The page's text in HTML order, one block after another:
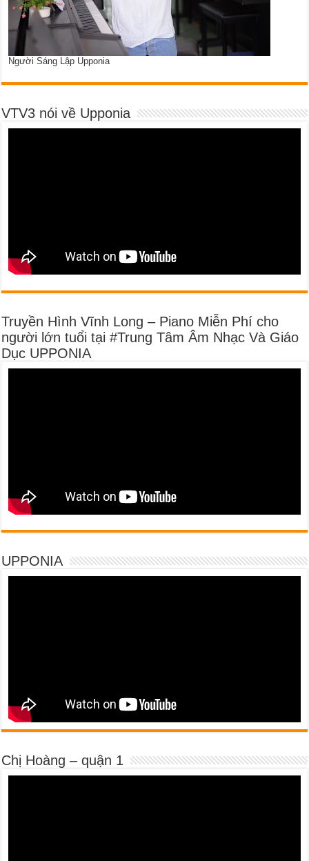
Người Sáng Lập Upponia
VTV3 nói về Upponia
Truyền Hình Vĩnh Long – Piano Miễn Phí cho
người lớn tuổi tại #Trung Tâm Âm Nhạc Và Giáo
Dục UPPONIA
UPPONIA
Chị Hoàng – quận 1